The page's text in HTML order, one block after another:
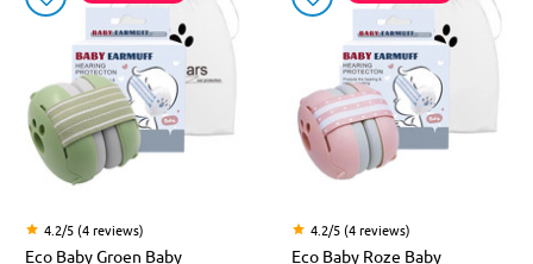
4.2/5 (4 reviews)
Eco Baby Groen Baby
4.2/5 (4 reviews)
Eco Baby Roze Baby